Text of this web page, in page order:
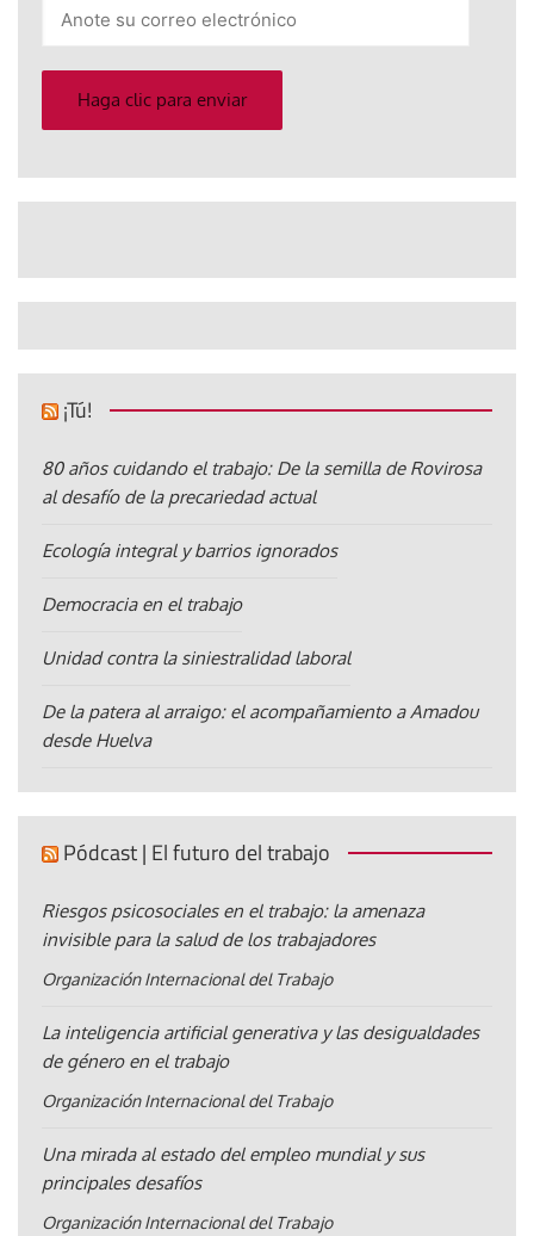
electrónico
Haga clic para enviar
¡Tú!
80 años cuidando el trabajo: De la semilla de Rovirosa
al desafío de la precariedad actual
Ecología integral y barrios ignorados
Democracia en el trabajo
Unidad contra la siniestralidad laboral
De la patera al arraigo: el acompañamiento a Amadou
desde Huelva
Pódcast | El futuro del trabajo
Riesgos psicosociales en el trabajo: la amenaza
invisible para la salud de los trabajadores
Organización Internacional del Trabajo
La inteligencia artificial generativa y las desigualdades
de género en el trabajo
Organización Internacional del Trabajo
Una mirada al estado del empleo mundial y sus
principales desafíos
Organización Internacional del Trabajo